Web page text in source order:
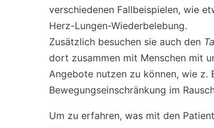
verschiedenen Fallbeispielen, wie
Herz-Lungen-Wiederbelebung.
Zusätzlich besuchen sie auch den
dort zusammen mit Menschen mit
Angebote nutzen zu können, wie z.
Bewegungseinschränkung im
Um zu erfahren, was mit den